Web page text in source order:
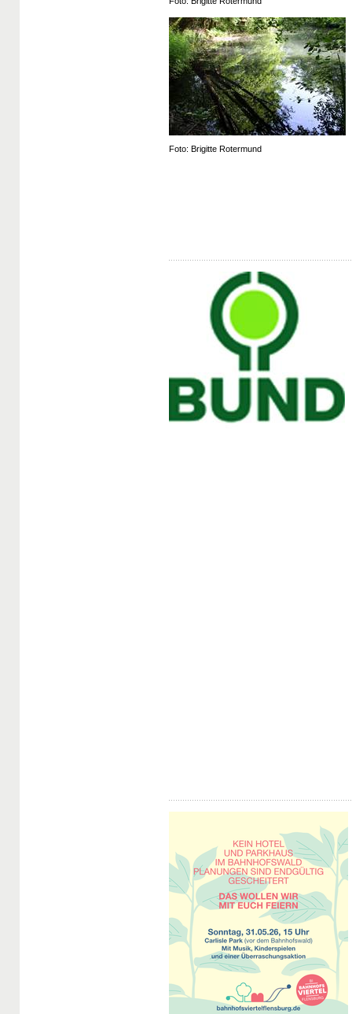
Foto: Brigitte Rotermund